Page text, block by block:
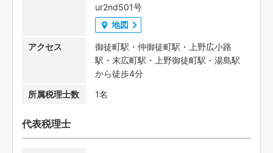
ur2nd501号
地図
アクセス
御徒町駅・仲御徒町駅・上野広小路
駅・末広町駅・上野御徒町駅・湯島駅
から徒歩4分
所属税理士数
1名
代表税理士